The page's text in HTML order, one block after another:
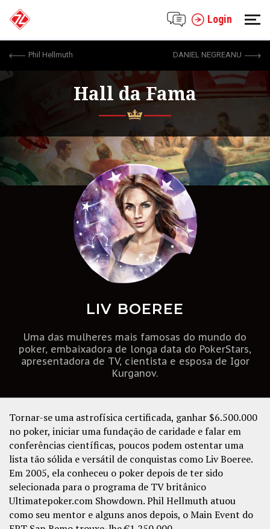
Login
Phil Hellmuth DANIEL NEGREANU
Hall da Fama
LIV BOEREE
Uma das mulheres mais famosas do mundo do
poker, embaixadora de longa data do PokerStars,
apresentadora de TV, cientista e esposa de Igor
Kurganov.
Tornar-se uma astrofísica certificada, ganhar $6.500.000
no poker, iniciar uma fundação de caridade e falar em
conferências científicas, poucos podem ostentar uma
lista tão sólida e versátil de conquistas como Liv Boeree.
Em 2005, ela conheceu o poker depois de ter sido
selecionada para o programa de TV britânico
Ultimatepoker.com Showdown. Phil Hellmuth atuou
como seu mentor e alguns anos depois, o Main Event do